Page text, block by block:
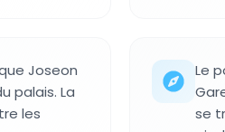
Joseon
palais. La
les
Le
se